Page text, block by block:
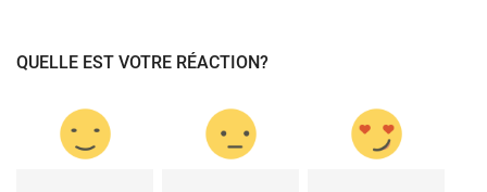
QUELLE EST VOTRE RÉACTION?